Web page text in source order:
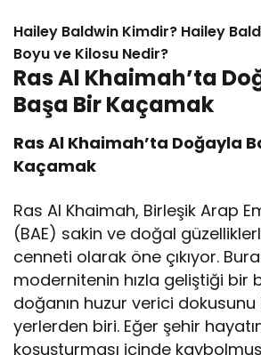
Hailey Baldwin Kimdir? Hailey
Boyu ve Kilosu Nedir?
Ras Al Khaimah’ta
Başa Bir Kaçamak
Ras Al Khaimah’ta Doğayla
Kaçamak
Ras Al Khaimah, Birleşik Arap
(BAE) sakin ve doğal
cenneti olarak öne çıkıyor.
modernitenin hızla geliştiği bir
doğanın huzur verici
yerlerden biri. Eğer şehir
koşuşturması içinde